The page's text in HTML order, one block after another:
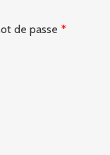
de passe *